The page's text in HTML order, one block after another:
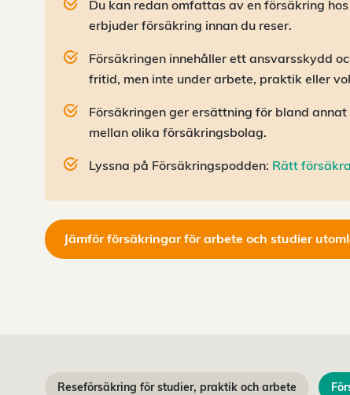
Du kan redan omfattas av en försäkring
erbjuder försäkring innan du reser.
Försäkringen innehåller ett ansvarsskydd
fritid, men inte under arbete, praktik eller
Försäkringen ger ersättning för bland
mellan olika försäkringsbolag.
Lyssna på Försäkringspodden: Rätt
Jämför försäkringar för arbete och studier
Reseförsäkring för studier, praktik och arbete